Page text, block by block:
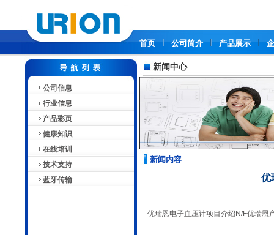
首页 公司简介 产品展示
公司信息
行业信息
产品彩页
健康知识
在线培训
技术支持
蓝牙传输
新闻中心
新闻内容
优
优瑞恩电子血压计项目介绍N/F优瑞恩